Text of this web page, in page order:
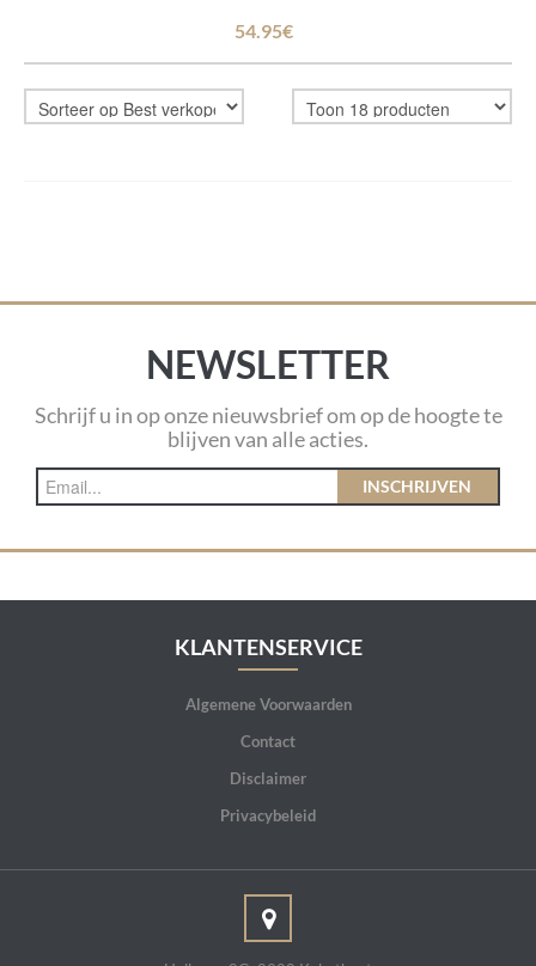
54.95€
NEWSLETTER
Schrijf u in op onze nieuwsbrief om op de hoogte te
blijven van alle acties.
INSCHRIJVEN
KLANTENSERVICE
Algemene Voorwaarden
Contact
Disclaimer
Privacybeleid